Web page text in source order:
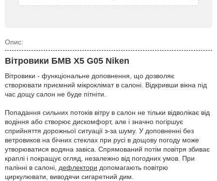
Опис:
Вітровики БМВ Х5 G05 Niken
Вітровики - функціональне доповнення, що дозволяє
створювати приємний мікроклімат в салоні. Відкривши вікна під
час дощу салон не буде пітніти.
Попадання сильних потоків вітру в салон не тільки відволікає від
водіння або створює дискомфорт, але і значно погіршує
сприйняття дорожньої ситуації з-за шуму. У доповненні без
ветровиков на бічних стеклах при русі в дощову погоду може
утворюватися водяна завіса. Спрямований потім повітря збиває
краплі і покращує огляд, незалежно від погодних умов. При
палінні в салоні, дефлектори допомагають повітрю
циркулювати, виводячи сигаретний дим.